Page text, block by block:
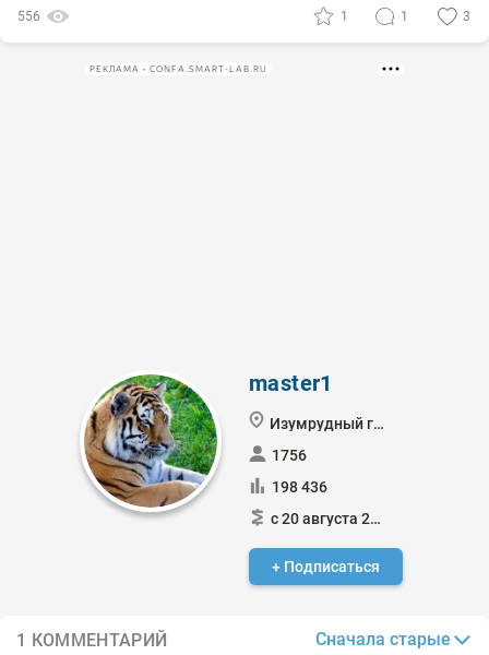
556 1 1 3
РЕКЛАМА • CONFA.SMART-LAB.RU
master1
Изумрудный город
1756
198 436
с 20 августа 2021
+ Подписаться
1 КОММЕНТАРИЙ Сначала старые